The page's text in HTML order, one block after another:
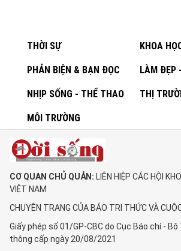
THỜI SỰ KHOA
PHẢN BIỆN & BẠN ĐỌC LÀM ĐẸP
NHỊP SỐNG - THỂ THAO THỊ
MÔI TRƯỜNG
CƠ QUAN CHỦ QUẢN: LIÊN HIỆP CÁC HỘI
VIỆT NAM
CHUYÊN TRANG CỦA BÁO TRI THỨC VÀ
Giấy phép số 01/GP-CBC do Cục Báo chí -
thông cấp ngày 20/08/2021